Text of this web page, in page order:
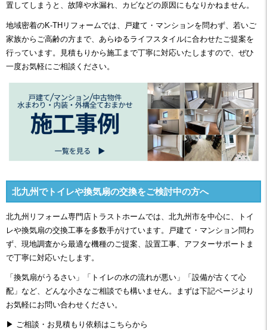
置してしまうと、故障や水漏れ、カビなどの原因にもなりかねません。
地域密着のK-THリフォームでは、戸建て・マンションを問わず、若いご
家族からご高齢の方まで、あらゆるライフスタイルに合わせたご提案を
行っています。見積もりから施工まで丁寧に対応いたしますので、ぜひ
一度お気軽にご相談ください。
北九州でトイレや換気扇の交換をご検討中の方へ
北九州リフォーム専門店トラストホームでは、北九州市を中心に、トイ
レや換気扇の交換工事を多数手がけています。戸建て・マンション問わ
ず、現地調査から最適な機種のご提案、設置工事、アフターサポートま
で丁寧に対応いたします。
「換気扇がうるさい」「トイレの水の流れが悪い」「設備が古くて心
配」など、どんな小さなご相談でも構いません。まずは下記ページより
お気軽にお問い合わせください。
▶ ご相談・お見積もり依頼はこちらから